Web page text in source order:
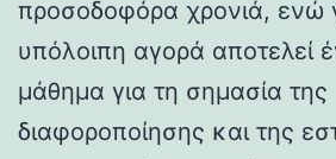
προσοδοφόρα χρονιά, ενώ
υπόλοιπη αγορά αποτελεί
μάθημα για τη σημασία της
διαφοροποίησης και της